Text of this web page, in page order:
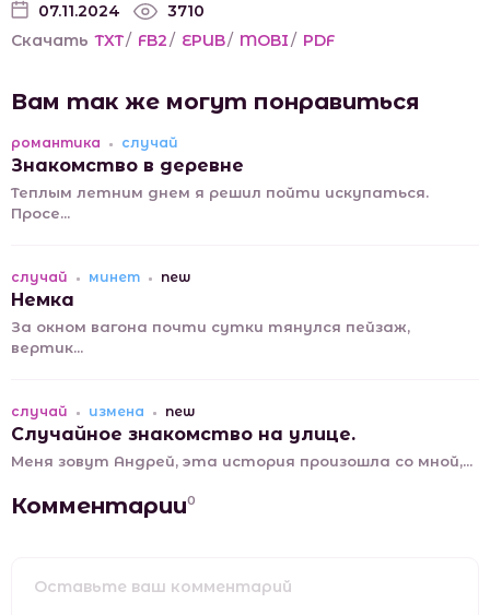
07.11.2024
3710
Скачать TXT/ FB2/ EPUB/ MOBI/ PDF
Вам так же могут понравиться
романтика случай
Знакомство в деревне
Теплым летним днем я решил пойти искупаться.
Просе...
случай минет new
Немка
За окном вагона почти сутки тянулся пейзаж,
вертик...
случай измена new
Случайное знакомство на улице.
Меня зовут Андрей, эта история произошла со мной,...
Комментарии0